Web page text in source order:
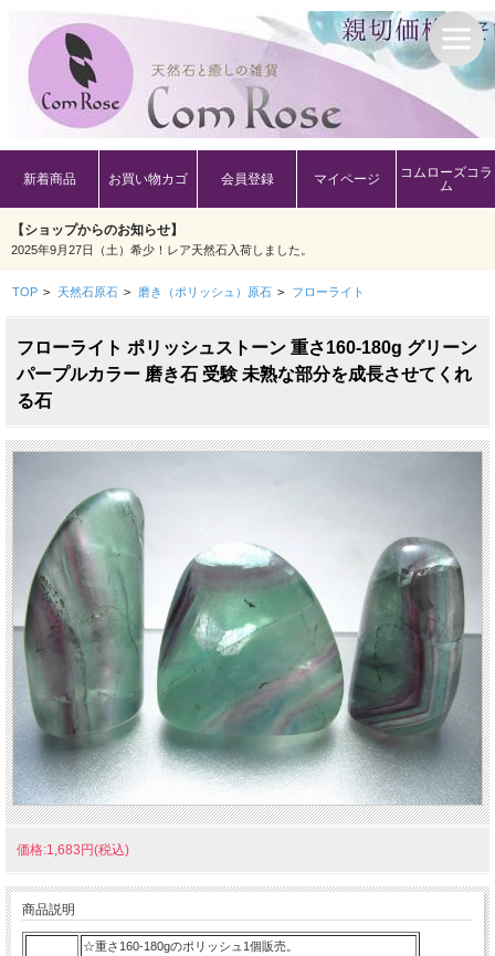
新着商品 お買い物カゴ 会員登録 マイページ
コムローズコラ
ム
【ショップからのお知らせ】
2025年9月27日（土）希少！レア天然石入荷しました。
TOP > 天然石原石 > 磨き（ポリッシュ）原石 > フローライト
フローライト ポリッシュストーン 重さ160-180g グリーン
パープルカラー 磨き石 受験 未熟な部分を成長させてくれ
る石
価格:1,683円(税込)
商品説明
☆重さ160-180gのポリッシュ1個販売。